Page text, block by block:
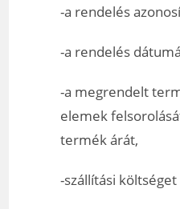
-a rendelés
-a rendelés
-a megrendelt
elemek
termék árát,
-szállítási költséget